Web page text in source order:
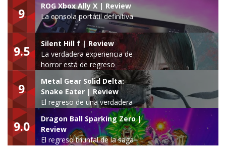
9
ROG Xbox Ally X | Review
La consola portátil definitiva
9.5
Silent Hill f | Review
La verdadera experiencia de
horror está de regreso
9
Metal Gear Solid Delta:
Snake Eater | Review
El regreso de una verdadera
leyenda
9.0
Dragon Ball Sparking Zero |
Review
El regreso triunfal de la saga